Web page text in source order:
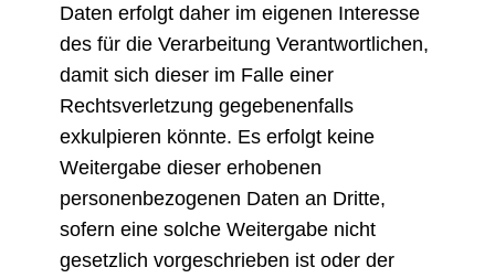
Daten erfolgt daher im eigenen Interesse
des für die Verarbeitung Verantwortlichen,
damit sich dieser im Falle einer
Rechtsverletzung gegebenenfalls
exkulpieren könnte. Es erfolgt keine
Weitergabe dieser erhobenen
personenbezogenen Daten an Dritte,
sofern eine solche Weitergabe nicht
gesetzlich vorgeschrieben ist oder der